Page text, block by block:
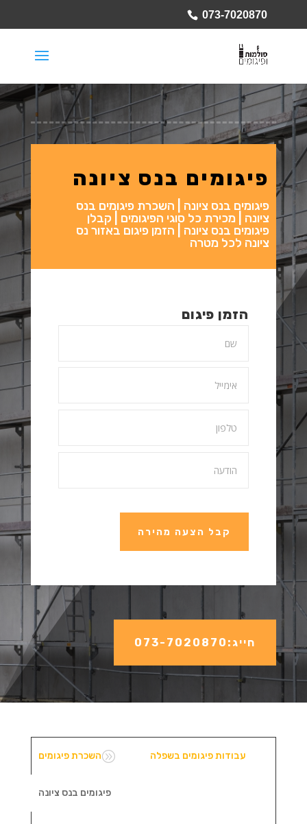
073-7020870
פיגומים בנס ציונה
פיגומים בנס ציונה | השכרת פיגומים בנס
ציונה | מכירת כל סוגי הפיגומים | קבלן
פיגומים בנס ציונה | הזמן פיגום באזור נס
ציונה לכל מטרה
הזמן פיגום
קבל הצעה מהירה
חייג:073-7020870
Aהשכרת פיגומים עבודות פיגומים בשפלה
פיגומים בנס ציונה